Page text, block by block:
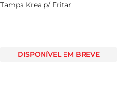
Tampa Krea p/ Fritar
DISPONÍVEL EM BREVE